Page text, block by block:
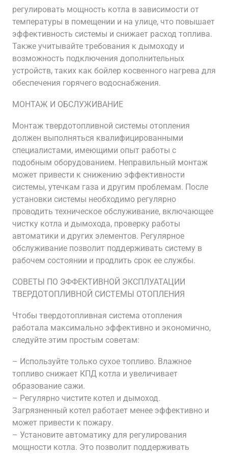
регулировать мощность котла в зависимости от
температуры в помещении и на улице, что повышает
эффективность системы и снижает расход топлива.
Также учитывайте требования к дымоходу и
возможность подключения дополнительных
устройств, таких как бойлер косвенного нагрева для
обеспечения горячего водоснабжения.
МОНТАЖ И ОБСЛУЖИВАНИЕ
Монтаж твердотопливной системы отопления
должен выполняться квалифицированными
специалистами, имеющими опыт работы с
подобным оборудованием. Неправильный монтаж
может привести к снижению эффективности
системы, утечкам газа и другим проблемам. После
установки системы необходимо регулярно
проводить техническое обслуживание, включающее
чистку котла и дымохода, проверку работы
автоматики и других элементов. Регулярное
обслуживание позволит поддерживать систему в
рабочем состоянии и продлить срок ее службы.
СОВЕТЫ ПО ЭФФЕКТИВНОЙ ЭКСПЛУАТАЦИИ
ТВЕРДОТОПЛИВНОЙ СИСТЕМЫ ОТОПЛЕНИЯ
Чтобы твердотопливная система отопления
работала максимально эффективно и экономично,
следуйте этим простым советам:
– Используйте только сухое топливо. Влажное
топливо снижает КПД котла и увеличивает
образование сажи.
– Регулярно чистите котел и дымоход.
Загрязненный котел работает менее эффективно и
может привести к пожару.
– Установите автоматику для регулирования
мощности котла. Это позволит поддерживать